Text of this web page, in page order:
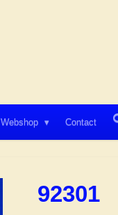
Webshop Contact
92301